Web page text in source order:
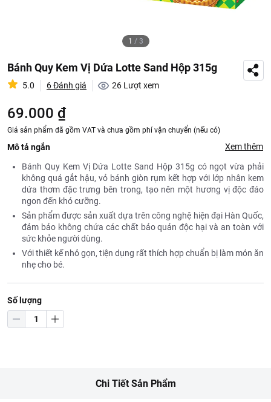
1 / 3
Bánh Quy Kem Vị Dứa Lotte Sand Hộp 315g
5.0 6 Đánh giá 26 Lượt xem
69.000 ₫
Giá sản phẩm đã gồm VAT và chưa gồm phí vận chuyển (nếu có)
Mô tả ngắn Xem thêm
Bánh Quy Kem Vị Dứa Lotte Sand Hộp 315g có ngọt vừa phải
không quá gắt hậu, vỏ bánh giòn rụm kết hợp với lớp nhân kem
dứa thơm đặc trưng bên trong, tạo nên một hương vị độc đáo
ngon đến khó cưỡng.
Sản phẩm được sản xuất dựa trên công nghệ hiện đại Hàn Quốc,
đảm bảo không chứa các chất bảo quản độc hại và an toàn với
sức khỏe người dùng.
Với thiết kế nhỏ gọn, tiện dụng rất thích hợp chuẩn bị làm món ăn
nhẹ cho bé.
Số lượng
Chi Tiết Sản Phẩm